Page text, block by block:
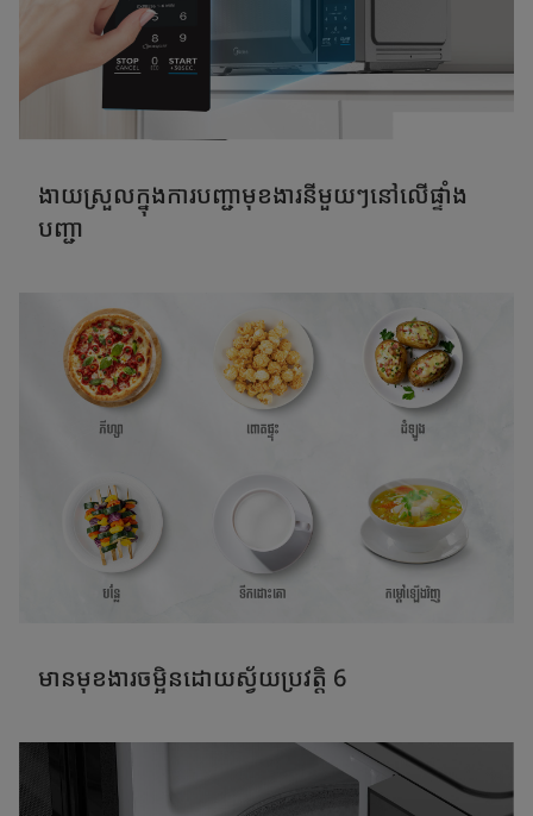
ងាយស្រួលក្នុងការបញ្ជាមុខងារនីមួយៗនៅលើផ្ទាំង
បញ្ជា
មានមុខងារចម្អិនដោយស្វ័យប្រវត្តិ 6